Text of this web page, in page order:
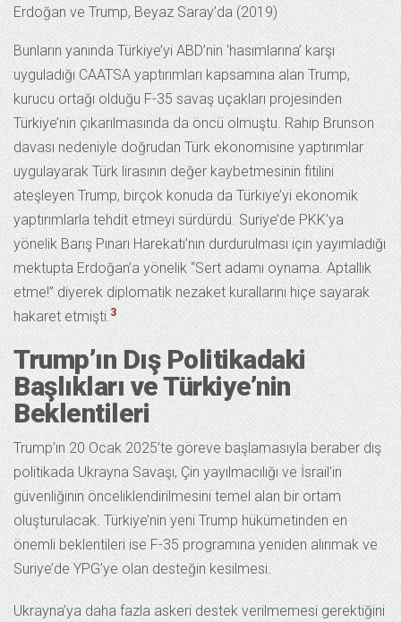
Erdoğan ve Trump, Beyaz Saray’da (2019)
Bunların yanında Türkiye’yi ABD’nin ‘hasımlarına’ karşı
uyguladığı CAATSA yaptırımları kapsamına alan Trump,
kurucu ortağı olduğu F-35 savaş uçakları projesinden
Türkiye’nin çıkarılmasında da öncü olmuştu. Rahip Brunson
davası nedeniyle doğrudan Türk ekonomisine yaptırımlar
uygulayarak Türk lirasının değer kaybetmesinin fitilini
ateşleyen Trump, birçok konuda da Türkiye’yi ekonomik
yaptırımlarla tehdit etmeyi sürdürdü. Suriye’de PKK’ya
yönelik Barış Pınarı Harekatı’nın durdurulması için yayımladığı
mektupta Erdoğan’a yönelik “Sert adamı oynama. Aptallık
etme!” diyerek diplomatik nezaket kurallarını hiçe sayarak
hakaret etmişti.3
Trump’ın Dış Politikadaki
Başlıkları ve Türkiye’nin
Beklentileri
Trump’ın 20 Ocak 2025’te göreve başlamasıyla beraber dış
politikada Ukrayna Savaşı, Çin yayılmacılığı ve İsrail’in
güvenliğinin önceliklendirilmesini temel alan bir ortam
oluşturulacak. Türkiye’nin yeni Trump hükümetinden en
önemli beklentileri ise F-35 programına yeniden alınmak ve
Suriye’de YPG’ye olan desteğin kesilmesi.
Ukrayna’ya daha fazla askeri destek verilmemesi gerektiğini